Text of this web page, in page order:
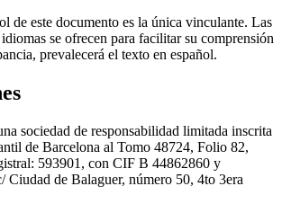
de este documento es la única vinculante. Las
se ofrecen para facilitar su comprensión
prevalecerá el texto en español.
sociedad de responsabilidad limitada inscrita
de Barcelona al Tomo 48724, Folio 82,
593901, con CIF B 44862860 y
Ciudad de Balaguer, número 50, 4to 3era